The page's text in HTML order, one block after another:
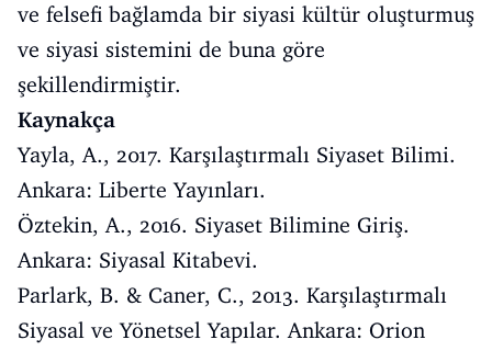
ve felsefi bağlamda bir siyasi kültür oluşturmuş
ve siyasi sistemini de buna göre
şekillendirmiştir.
Kaynakça
Yayla, A., 2017. Karşılaştırmalı Siyaset Bilimi.
Ankara: Liberte Yayınları.
Öztekin, A., 2016. Siyaset Bilimine Giriş.
Ankara: Siyasal Kitabevi.
Parlark, B. & Caner, C., 2013. Karşılaştırmalı
Siyasal ve Yönetsel Yapılar. Ankara: Orion